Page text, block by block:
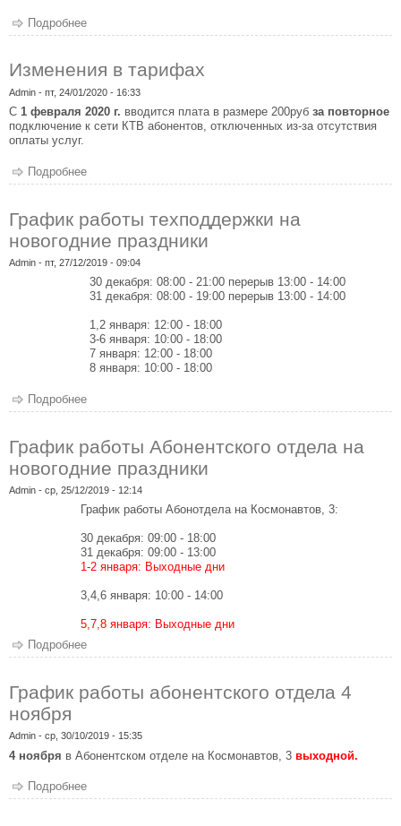
Подробнее
Изменения в тарифах
Admin - пт, 24/01/2020 - 16:33
С 1 февраля 2020 г. вводится плата в размере 200руб за повторное
подключение к сети КТВ абонентов, отключенных из-за отсутствия
оплаты услуг.
Подробнее
График работы техподдержки на
новогодние праздники
Admin - пт, 27/12/2019 - 09:04
30 декабря: 08:00 - 21:00 перерыв 13:00 - 14:00
31 декабря: 08:00 - 19:00 перерыв 13:00 - 14:00
1,2 января: 12:00 - 18:00
3-6 января: 10:00 - 18:00
7 января: 12:00 - 18:00
8 января: 10:00 - 18:00
Подробнее
График работы Абонентского отдела на
новогодние праздники
Admin - ср, 25/12/2019 - 12:14
График работы Абонотдела на Космонавтов, 3:
30 декабря: 09:00 - 18:00
31 декабря: 09:00 - 13:00
1-2 января: Выходные дни
3,4,6 января: 10:00 - 14:00
5,7,8 января: Выходные дни
Подробнее
праздники
График работы абонентского отдела 4
ноября
Admin - ср, 30/10/2019 - 15:35
4 ноября в Абонентском отделе на Космонавтов, 3 выходной.
Подробнее